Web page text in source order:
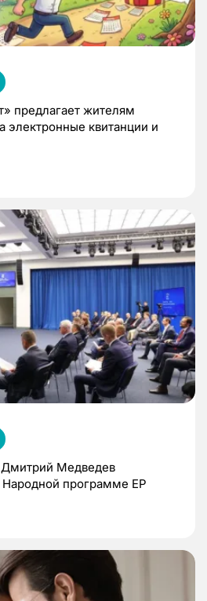
предлагает жителям
электронные квитанции и
Медведев
Народной программе ЕР